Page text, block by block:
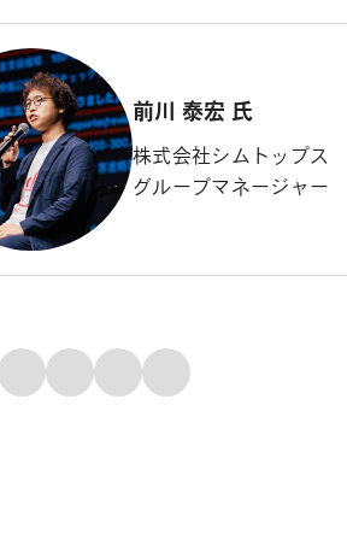
前川 泰宏 氏
株式会社シムトップス
グループマネージャー
Facebook
メール